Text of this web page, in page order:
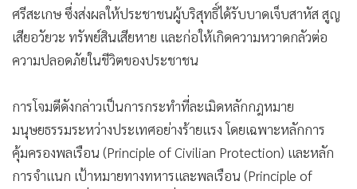
ศรีสะเกษ ซึ่งส่งผลให้ประชาชนผู้บริสุทธิ์ได้รับบาดเจ็บสาหัส สูญ
เสียอวัยวะ ทรัพย์สินเสียหาย และก่อให้เกิดความหวาดกลัวต่อ
ความปลอดภัยในชีวิตของประชาชน
การโจมตีดังกล่าวเป็นการกระทำที่ละเมิดหลักกฎหมาย
มนุษยธรรมระหว่างประเทศอย่างร้ายแรง โดยเฉพาะหลักการ
คุ้มครองพลเรือน (Principle of Civilian Protection) และหลัก
การจำแนก เป้าหมายทางทหารและพลเรือน (Principle of